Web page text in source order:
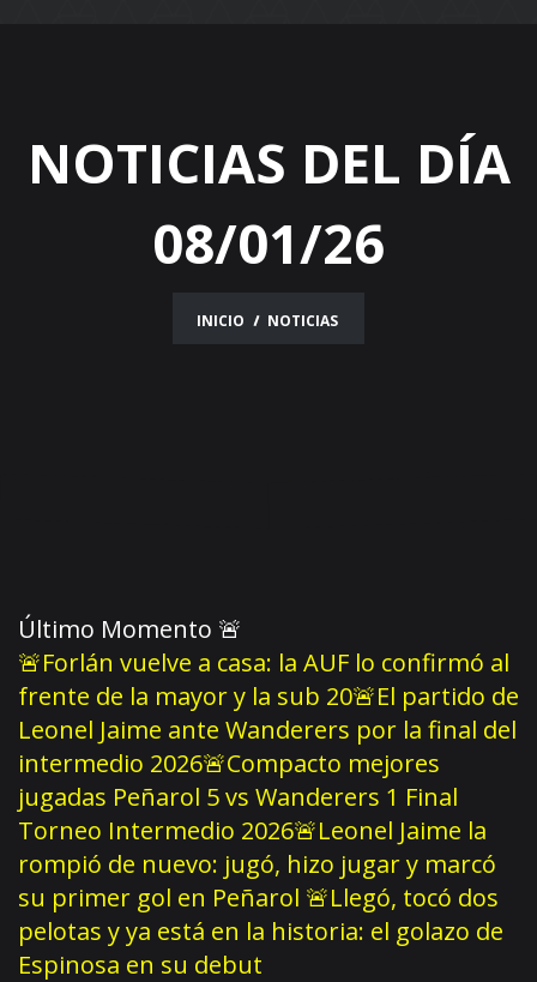
NOTICIAS DEL DÍA
08/01/26
INICIO NOTICIAS
Último Momento 🚨
🚨Forlán vuelve a casa: la AUF lo confirmó al
frente de la mayor y la sub 20🚨El partido de
Leonel Jaime ante Wanderers por la final del
intermedio 2026🚨Compacto mejores
jugadas Peñarol 5 vs Wanderers 1 Final
Torneo Intermedio 2026🚨Leonel Jaime la
rompió de nuevo: jugó, hizo jugar y marcó
su primer gol en Peñarol 🚨Llegó, tocó dos
pelotas y ya está en la historia: el golazo de
Espinosa en su debut